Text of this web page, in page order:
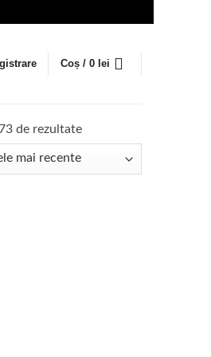
Coș / 0 lei
de rezultateSortat
după